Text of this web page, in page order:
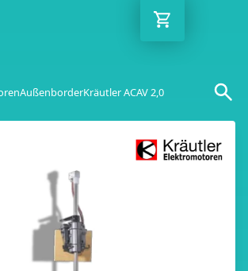
AußenborderKräutler ACAV 2,0